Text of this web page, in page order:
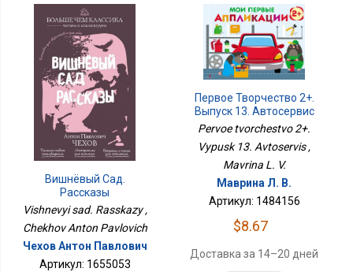
Вишнёвый Сад.
Рассказы
Vishnevyi sad. Rasskazy ,
Chekhov Anton Pavlovich
Чехов Антон Павлович
Артикул: 1655053
Первое Творчество 2+.
Выпуск 13. Автосервис
Pervoe tvorchestvo 2+.
Vypusk 13. Avtoservis ,
Mavrina L. V.
Маврина Л. В.
Артикул: 1484156
$8.67
Доставка за 14–20 дней